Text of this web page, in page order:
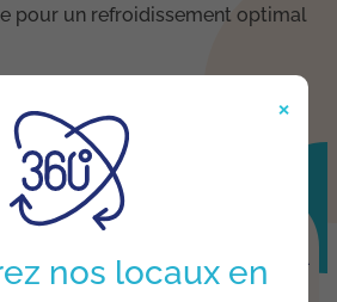
×
nos locaux en
pour un refroidissement optimal
avec un support mural et un
accessoires sont
l’appareil à différents usages